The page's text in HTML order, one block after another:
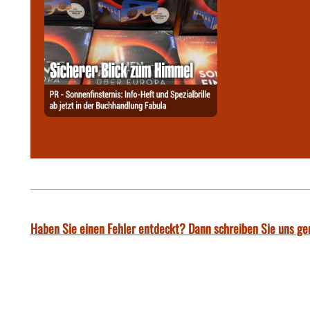
Haben Sie einen Fehler entdeckt? Dann schreiben Sie uns